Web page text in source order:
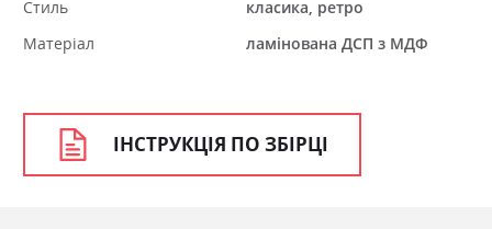
Стиль
класика, ретро
Матеріал
ламінована ДСП з МДФ
ІНСТРУКЦІЯ ПО ЗБІРЦІ